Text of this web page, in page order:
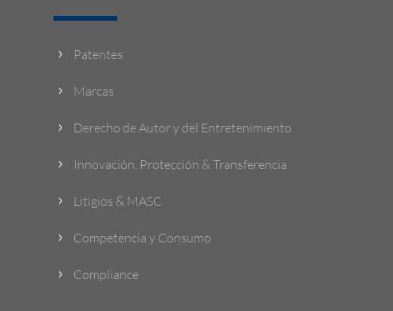
5 Patentes
5 Marcas
5 Derecho de Autor y del Entretenimiento
5 Innovación, Protección & Transferencia
5 Litigios & MASC
5 Competencia y Consumo
5 Compliance